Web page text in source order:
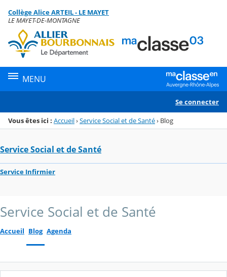
Menu de la rubrique
Contenu
Collège Alice ARTEIL - LE MAYET
LE MAYET-DE-MONTAGNE
MENU
Se connecter
Vous êtes ici : Accueil›Service Social et de Santé› Blog
Service Social et de Santé
Service Infirmier
Service Social et de Santé
Accueil Blog Agenda